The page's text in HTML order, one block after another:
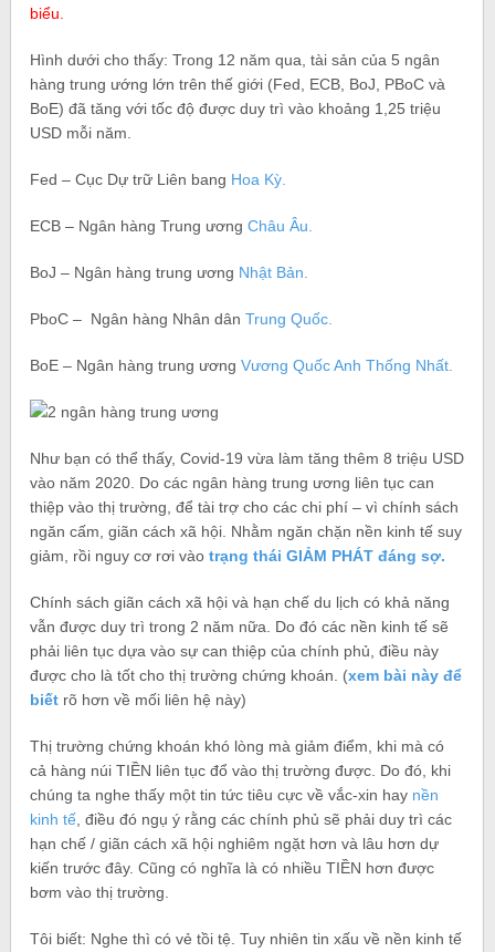
biểu.
Hình dưới cho thấy: Trong 12 năm qua, tài sản của 5 ngân
hàng trung ướng lớn trên thế giới (Fed, ECB, BoJ, PBoC và
BoE) đã tăng với tốc độ được duy trì vào khoảng 1,25 triệu
USD mỗi năm.
Fed – Cục Dự trữ Liên bang Hoa Kỳ.
ECB – Ngân hàng Trung ươngChâu Âu.
BoJ – Ngân hàng trung ương Nhật Bản.
PboC – Ngân hàng Nhân dânTrung Quốc.
BoE – Ngân hàng trung ươngVương Quốc Anh Thống Nhất.
Như bạn có thể thấy, Covid-19 vừa làm tăng thêm 8 triệu USD
vào năm 2020. Do các ngân hàng trung ương liên tục can
thiệp vào thị trường, để tài trợ cho các chi phí – vì chính sách
ngăn cấm, giãn cách xã hội. Nhằm ngăn chặn nền kinh tế suy
giảm, rồi nguy cơ rơi vàotrạng thái GIẢM PHÁT đáng sợ.
Chính sách giãn cách xã hội và hạn chế du lịch có khả năng
vẫn được duy trì trong 2 năm nữa. Do đó các nền kinh tế sẽ
phải liên tục dựa vào sự can thiệp của chính phủ, điều này
được cho là tốt cho thị trường chứng khoán. (xem bài này để
biết rõ hơn về mối liên hệ này)
Thị trường chứng khoán khó lòng mà giảm điểm, khi mà có
cả hàng núi TIỀN liên tục đổ vào thị trường được. Do đó, khi
chúng ta nghe thấy một tin tức tiêu cực về vắc-xin hay nền
kinh tế , điều đó ngụ ý rằng các chính phủ sẽ phải duy trì các
hạn chế / giãn cách xã hội nghiêm ngặt hơn và lâu hơn dự
kiến ​​trước đây. Cũng có nghĩa là có nhiều TIỀN hơn được
bơm vào thị trường.
Tôi biết: Nghe thì có vẻ tồi tệ. Tuy nhiên tin xấu về nền kinh tế